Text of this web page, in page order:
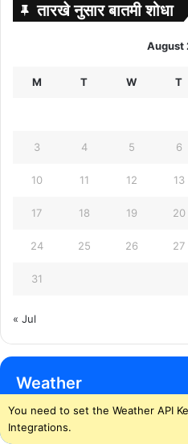
तारखे नुसार बातमी शोधा
August
M T W T
3 4 5 6
10 11 12 13
17 18 19 20
24 25 26 27
31
« Jul
Weather
You need to set the Weather API
Integrations.